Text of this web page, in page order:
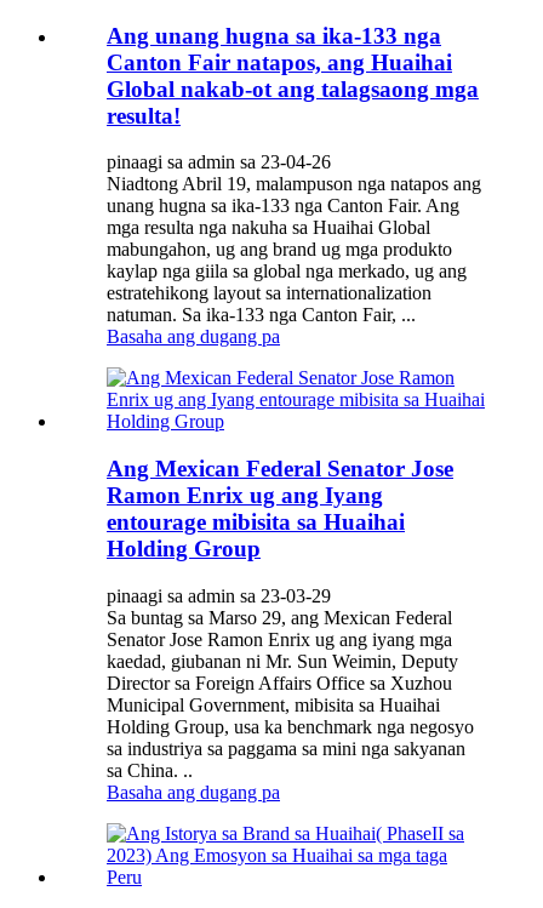
Ang unang hugna sa ika-133 nga
Canton Fair natapos, ang Huaihai
Global nakab-ot ang talagsaong mga
resulta!
pinaagi sa admin sa 23-04-26
Niadtong Abril 19, malampuson nga natapos ang
unang hugna sa ika-133 nga Canton Fair. Ang
mga resulta nga nakuha sa Huaihai Global
mabungahon, ug ang brand ug mga produkto
kaylap nga giila sa global nga merkado, ug ang
estratehikong layout sa internationalization
natuman. Sa ika-133 nga Canton Fair, ...
Basaha ang dugang pa
Ang Mexican Federal Senator Jose
Ramon Enrix ug ang Iyang
entourage mibisita sa Huaihai
Holding Group
pinaagi sa admin sa 23-03-29
Sa buntag sa Marso 29, ang Mexican Federal
Senator Jose Ramon Enrix ug ang iyang mga
kaedad, giubanan ni Mr. Sun Weimin, Deputy
Director sa Foreign Affairs Office sa Xuzhou
Municipal Government, mibisita sa Huaihai
Holding Group, usa ka benchmark nga negosyo
sa industriya sa paggama sa mini nga sakyanan
sa China. ..
Basaha ang dugang pa